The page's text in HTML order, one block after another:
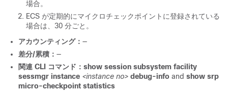
場合。
ECS が定期的にマイクロチェックポイントに登録されている
場合は、30 分ごと。
アカウンティング： —
差分/累積： —
関連 CLI コマンド： show session subsystem facility
sessmgr instance <instance no> debug-info and show srp
micro-checkpoint statistics